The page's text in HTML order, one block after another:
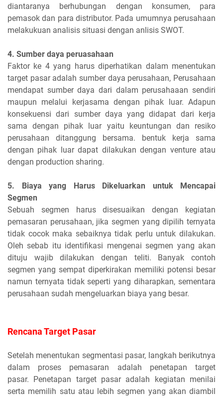
diantaranya berhubungan dengan konsumen, para
pemasok dan para distributor. Pada umumnya perusahaan
melakukuan analisis situasi dengan anlisis SWOT.
4. Sumber daya peruasahaan
Faktor ke 4 yang harus diperhatikan dalam menentukan
target pasar adalah sumber daya perusahaan, Perusahaan
mendapat sumber daya dari dalam perusahaaan sendiri
maupun melalui kerjasama dengan pihak luar. Adapun
konsekuensi dari sumber daya yang didapat dari kerja
sama dengan pihak luar yaitu keuntungan dan resiko
perusahaan ditanggung bersama. bentuk kerja sama
dengan pihak luar dapat dilakukan dengan venture atau
dengan production sharing.
5. Biaya yang Harus Dikeluarkan untuk Mencapai
Segmen
Sebuah segmen harus disesuaikan dengan kegiatan
pemasaran perusahaan, jika segmen yang dipilih ternyata
tidak cocok maka sebaiknya tidak perlu untuk dilakukan.
Oleh sebab itu identifikasi mengenai segmen yang akan
dituju wajib dilakukan dengan teliti. Banyak contoh
segmen yang sempat diperkirakan memiliki potensi besar
namun ternyata tidak seperti yang diharapkan, sementara
perusahaan sudah mengeluarkan biaya yang besar.
Rencana Target Pasar
Setelah menentukan segmentasi pasar, langkah berikutnya
dalam proses pemasaran adalah penetapan target
pasar. Penetapan target pasar adalah kegiatan menilai
serta memilih satu atau lebih segmen yang akan diambil